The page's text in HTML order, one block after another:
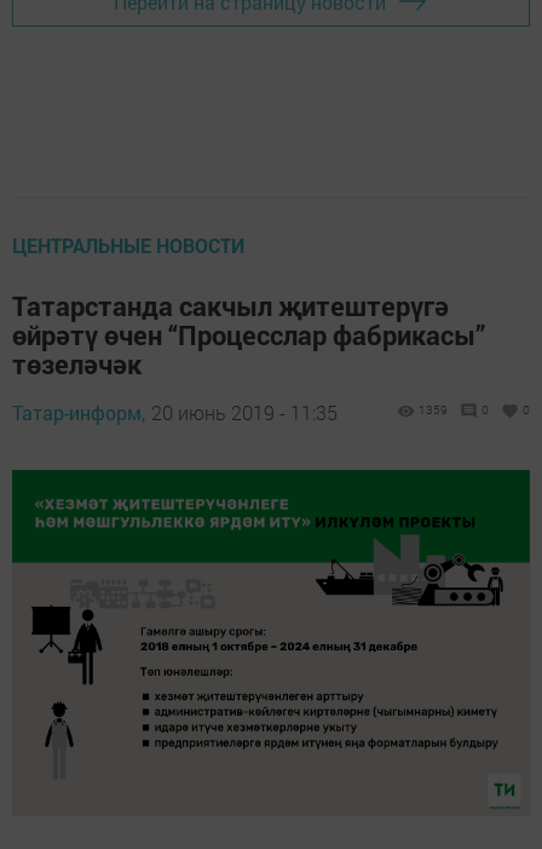
ЦЕНТРАЛЬНЫЕ НОВОСТИ
Татарстанда сакчыл җитештерүгә
өйрәтү өчен “Процесслар фабрикасы”
төзеләчәк
Татар-информ, 20 июнь 2019 - 11:35 1359 0 0